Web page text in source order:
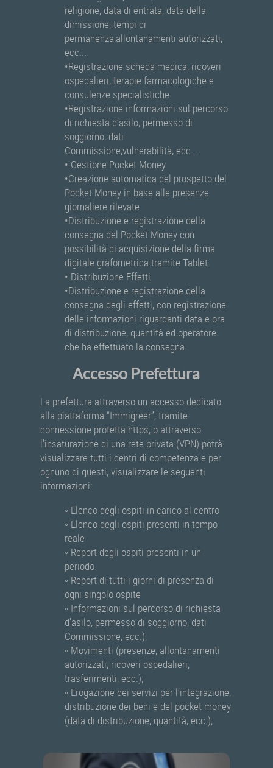
religione, data di entrata, data della
dimissione, tempi di
permanenza,allontanamenti autorizzati,
ecc...
•Registrazione scheda medica, ricoveri
ospedalieri, terapie farmacologiche e
consulenze specialistiche
•Registrazione informazioni sul percorso
di richiesta d’asilo, permesso di
soggiorno, dati
Commissione,vulnerabilità, ecc...
• Gestione Pocket Money
•Creazione automatica del prospetto del
Pocket Money in base alle presenze
giornaliere rilevate.
•Distribuzione e registrazione della
consegna del Pocket Money con
possibilità di acquisizione della firma
digitale grafometrica tramite Tablet.
• Distribuzione Effetti
•Distribuzione e registrazione della
consegna degli effetti, con registrazione
delle informazioni riguardanti data e ora
di distribuzione, quantità ed operatore
che ha effettuato la consegna.
Accesso Prefettura
La prefettura attraverso un accesso dedicato
alla piattaforma “Immigreer”, tramite
connessione protetta https, o attraverso
l'insaturazione di una rete privata (VPN) potrà
visualizzare tutti i centri di competenza e per
ognuno di questi, visualizzare le seguenti
informazioni:
◦ Elenco degli ospiti in carico al centro
◦ Elenco degli ospiti presenti in tempo
reale
◦ Report degli ospiti presenti in un
periodo
◦ Report di tutti i giorni di presenza di
ogni singolo ospite
◦ Informazioni sul percorso di richiesta
d’asilo, permesso di soggiorno, dati
Commissione, ecc.);
◦ Movimenti (presenze, allontanamenti
autorizzati, ricoveri ospedalieri,
trasferimenti, ecc.);
◦ Erogazione dei servizi per l’integrazione,
distribuzione dei beni e del pocket money
(data di distribuzione, quantità, ecc.);